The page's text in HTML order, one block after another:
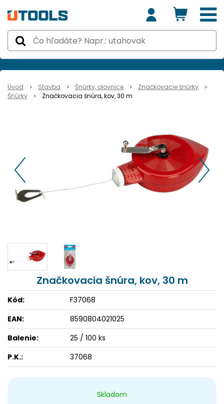
Úvod Stavba Šnúrky, olovnice
Značkovacie šnúrky
Šnúrky
Značkovacia šnúra, kov, 30 m
Skladom
Značkovacia šnúra, kov, 30 m
Kód:
F37068
EAN:
8590804021025
Balenie:
25 / 100 ks
P.K.:
37068